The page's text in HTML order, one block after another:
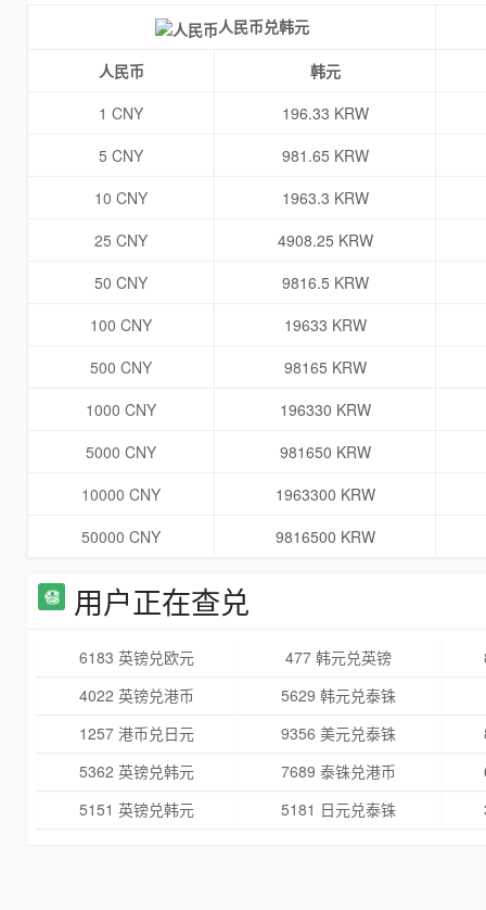
人民币兑韩元
人民币
韩元
1 CNY
196.33 KRW
5 CNY
981.65 KRW
10 CNY
1963.3 KRW
25 CNY
4908.25 KRW
50 CNY
9816.5 KRW
100 CNY
19633 KRW
500 CNY
98165 KRW
1000 CNY
196330 KRW
5000 CNY
981650 KRW
10000 CNY
1963300 KRW
50000 CNY
9816500 KRW
用户正在查兑
6183 英镑兑欧元 477 韩元兑英镑
4022 英镑兑港币
5629 韩元兑泰铢
1257 港币兑日元
9356 美元兑泰铢
5362 英镑兑韩元
7689 泰铢兑港币
5151 英镑兑韩元
5181 日元兑泰铢